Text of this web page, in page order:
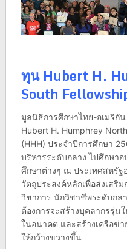
ทุน Hubert H.
South
มูลนิธิการศึกษาไทย-อเมริกั
Hubert H. Humphrey
(HHH) ประจำปีการศึกษา
บริหารระดับกลาง ไปศึกษา
ศึกษาต่างๆ ณ ประเทศสหรัฐ
วัตถุประสงค์หลักเพื่อส่งเส
วิชาการ นักวิชาชีพระดับกล
ต้องการจะสร้างบุคลากรรุ่น
ในอนาคต และสร้างเครือข่
ให้กว้างขวางขึ้น